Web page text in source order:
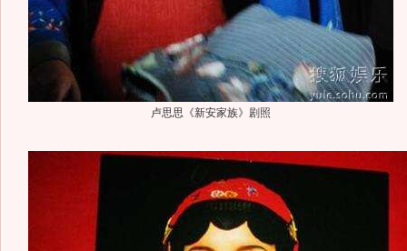
卢思思《新安家族》剧照